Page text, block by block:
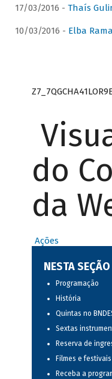
17/03/2016 - Thaís
10/03/2016 - Elba
do
da
Ações
NESTA SEÇÃO
Programação
História
Quintas no
Sextas
Reserva de
Filmes e
Receba a